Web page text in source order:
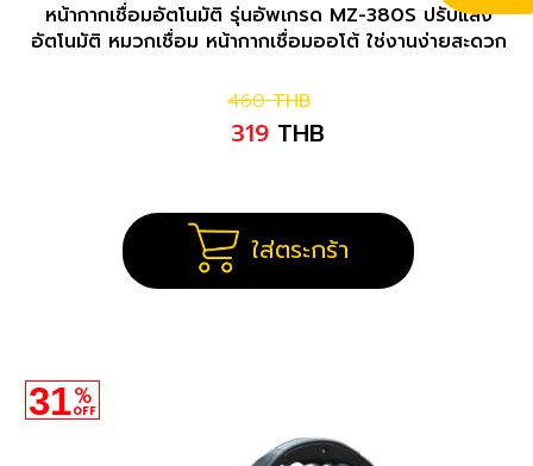
หน้ากากเชื่อมอัตโนมัติ รุ่นอัพเกรด MZ-380S ปรับแสง
อัตโนมัติ หมวกเชื่อม หน้ากากเชื่อมออโต้ ใช่งานง่ายสะดวก
460 THB
319 THB
ใส่ตระกร้า
31%
OFF